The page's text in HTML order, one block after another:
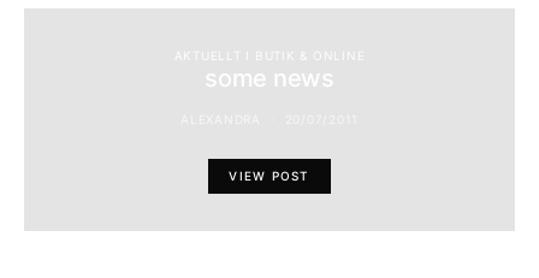
AKTUELLT I BUTIK & ONLINE
some news
VIEW POST